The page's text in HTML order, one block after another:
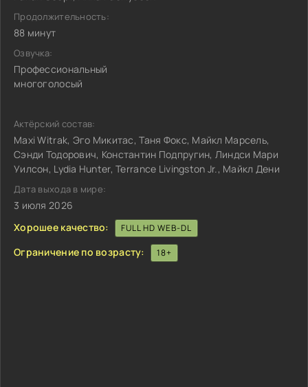
Продолжительность:
88 минут
Озвучка:
Профессиональный
многоголосый
Актёрский состав:
Maxi Witrak, Эго Микитас, Таня Фокс, Майкл Марсель,
Сэнди Тодорович, Константин Подпругин, Линдси Мари
Уилсон, Lydia Hunter, Terrance Livingston Jr., Майкл Дени
Дата выхода в мире:
3 июля 2026
Хорошее качество:
FULL HD WEB-DL
Ограничение по возрасту: 18+